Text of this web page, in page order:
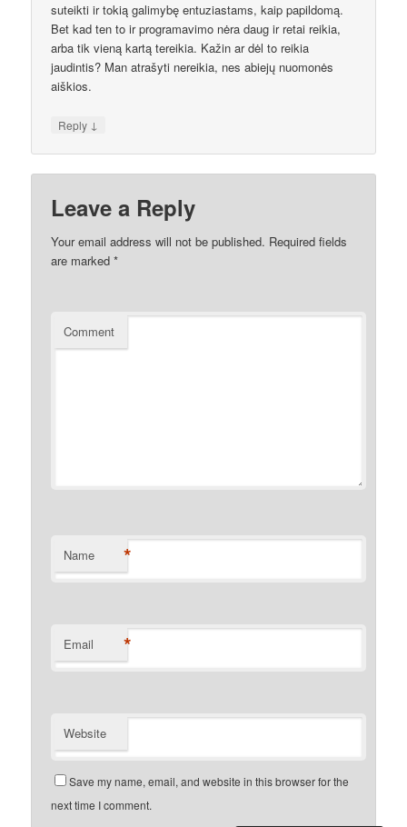
suteikti ir tokią galimybę entuziastams, kaip papildomą.
Bet kad ten to ir programavimo nėra daug ir retai reikia,
arba tik vieną kartą tereikia. Kažin ar dėl to reikia
jaudintis? Man atrašyti nereikia, nes abiejų nuomonės
aiškios.
Reply ↓
Leave a Reply
Your email address will not be published. Required fields
are marked*
Comment
Name *
Email *
Website
Save my name, email, and website in this browser for the
next time I comment.